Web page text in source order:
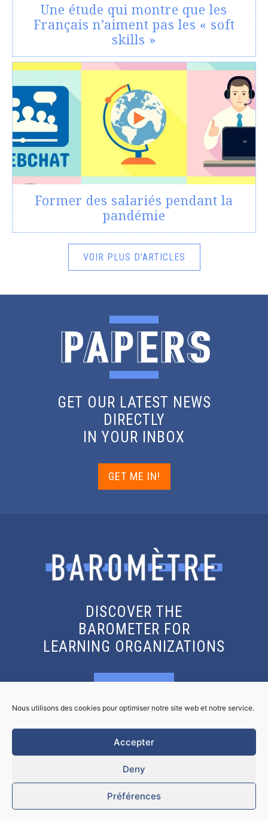
Nous utilisons des cookies pour optimiser notre site web et notre service.
Accepter
Deny
Préférences
Une étude qui montre que les
Français n’aiment pas les « soft
skills »
Former des salariés pendant la
pandémie
VOIR PLUS D'ARTICLES
GET OUR LATEST NEWS
DIRECTLY
IN YOUR INBOX
GET ME IN!
DISCOVER THE
BAROMETER FOR
LEARNING ORGANIZATIONS
KNOW MORE